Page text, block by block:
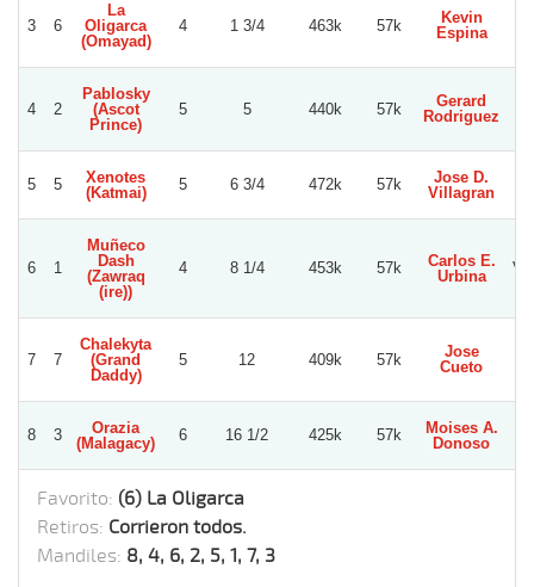
3 6
La
Oligarca
(Omayad)
4 1 3/4 463k 57k
Kevin
Espina
4 2
Pablosky
(Ascot
Prince)
5 5 440k 57k
Gerard
Rodriguez
5 5
Xenotes
(Katmai)
5 6 3/4 472k 57k
Jose D.
Villagran
6 1
Muñeco
Dash
(Zawraq
(ire))
4 8 1/4 453k 57k
Carlos E.
Urbina
7 7
Chalekyta
(Grand
Daddy)
5 12 409k 57k
Jose
Cueto
8 3
Orazia
(Malagacy)
6 16 1/2 425k 57k
Moises A.
Donoso
Favorito: (6) La Oligarca
Retiros: Corrieron todos.
Mandiles: 8, 4, 6, 2, 5, 1, 7, 3